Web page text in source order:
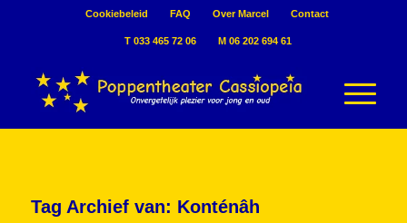
Cookiebeleid FAQ Over Marcel Contact
T 033 465 72 06 M 06 202 694 61
Tag Archief van: Konténâh